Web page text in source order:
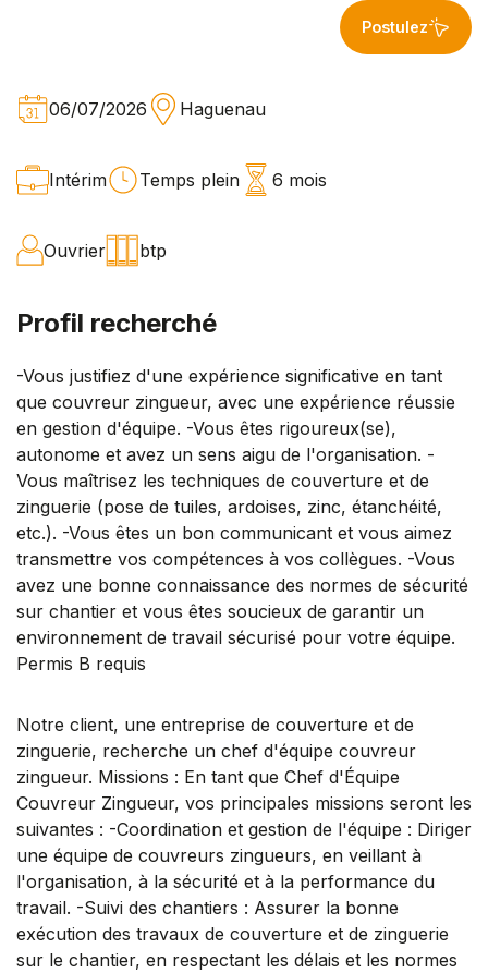
Postulez
06/07/2026 Haguenau
Intérim Temps plein 6 mois
Ouvrier btp
Profil recherché
-Vous justifiez d'une expérience significative en tant
que couvreur zingueur, avec une expérience réussie
en gestion d'équipe. -Vous êtes rigoureux(se),
autonome et avez un sens aigu de l'organisation. -
Vous maîtrisez les techniques de couverture et de
zinguerie (pose de tuiles, ardoises, zinc, étanchéité,
etc.). -Vous êtes un bon communicant et vous aimez
transmettre vos compétences à vos collègues. -Vous
avez une bonne connaissance des normes de sécurité
sur chantier et vous êtes soucieux de garantir un
environnement de travail sécurisé pour votre équipe.
Permis B requis
Notre client, une entreprise de couverture et de
zinguerie, recherche un chef d'équipe couvreur
zingueur. Missions : En tant que Chef d'Équipe
Couvreur Zingueur, vos principales missions seront les
suivantes : -Coordination et gestion de l'équipe : Diriger
une équipe de couvreurs zingueurs, en veillant à
l'organisation, à la sécurité et à la performance du
travail. -Suivi des chantiers : Assurer la bonne
exécution des travaux de couverture et de zinguerie
sur le chantier, en respectant les délais et les normes